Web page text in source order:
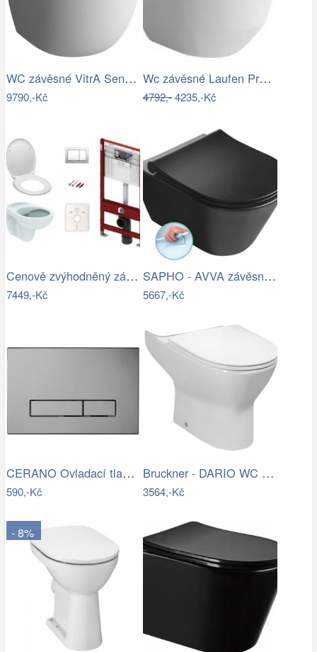
WC závěsné VitrA Sento mat zadní odpad…
9790,-Kč
Wc závěsné Laufen Pro zadní odpad…
4792,-4235,-Kč
Cenově zvýhodněný závěsný WC set TECE…
7449,-Kč
SAPHO - AVVA závěsná WC mísa, Rimless,…
5667,-Kč
CERANO Ovladací tlačítko WC modulů Lite…
590,-Kč
Bruckner - DARIO WC kombi mísa, Rimless…
3564,-Kč
- 8%